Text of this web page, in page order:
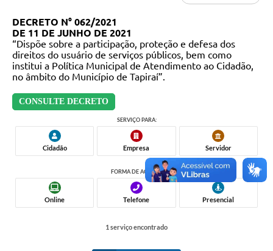
Perguntas Frequentes
Radar TP
Controle Interno
Defesa Civil
Ouvidoria
Hotsites
DECRETO N° 062/2021
DE 11 DE JUNHO DE 2021
“Dispõe sobre a participação, proteção e defesa dos
direitos do usuário de serviços públicos, bem como
institui a Política Municipal de Atendimento ao Cidadão,
no âmbito do Município de Tapiraí”.
CONSULTE DECRETO
SERVIÇO PARA:
Cidadão Empresa Servidor
FORMA DE ACESSO:
Online Telefone Presencial
1 serviço encontrado